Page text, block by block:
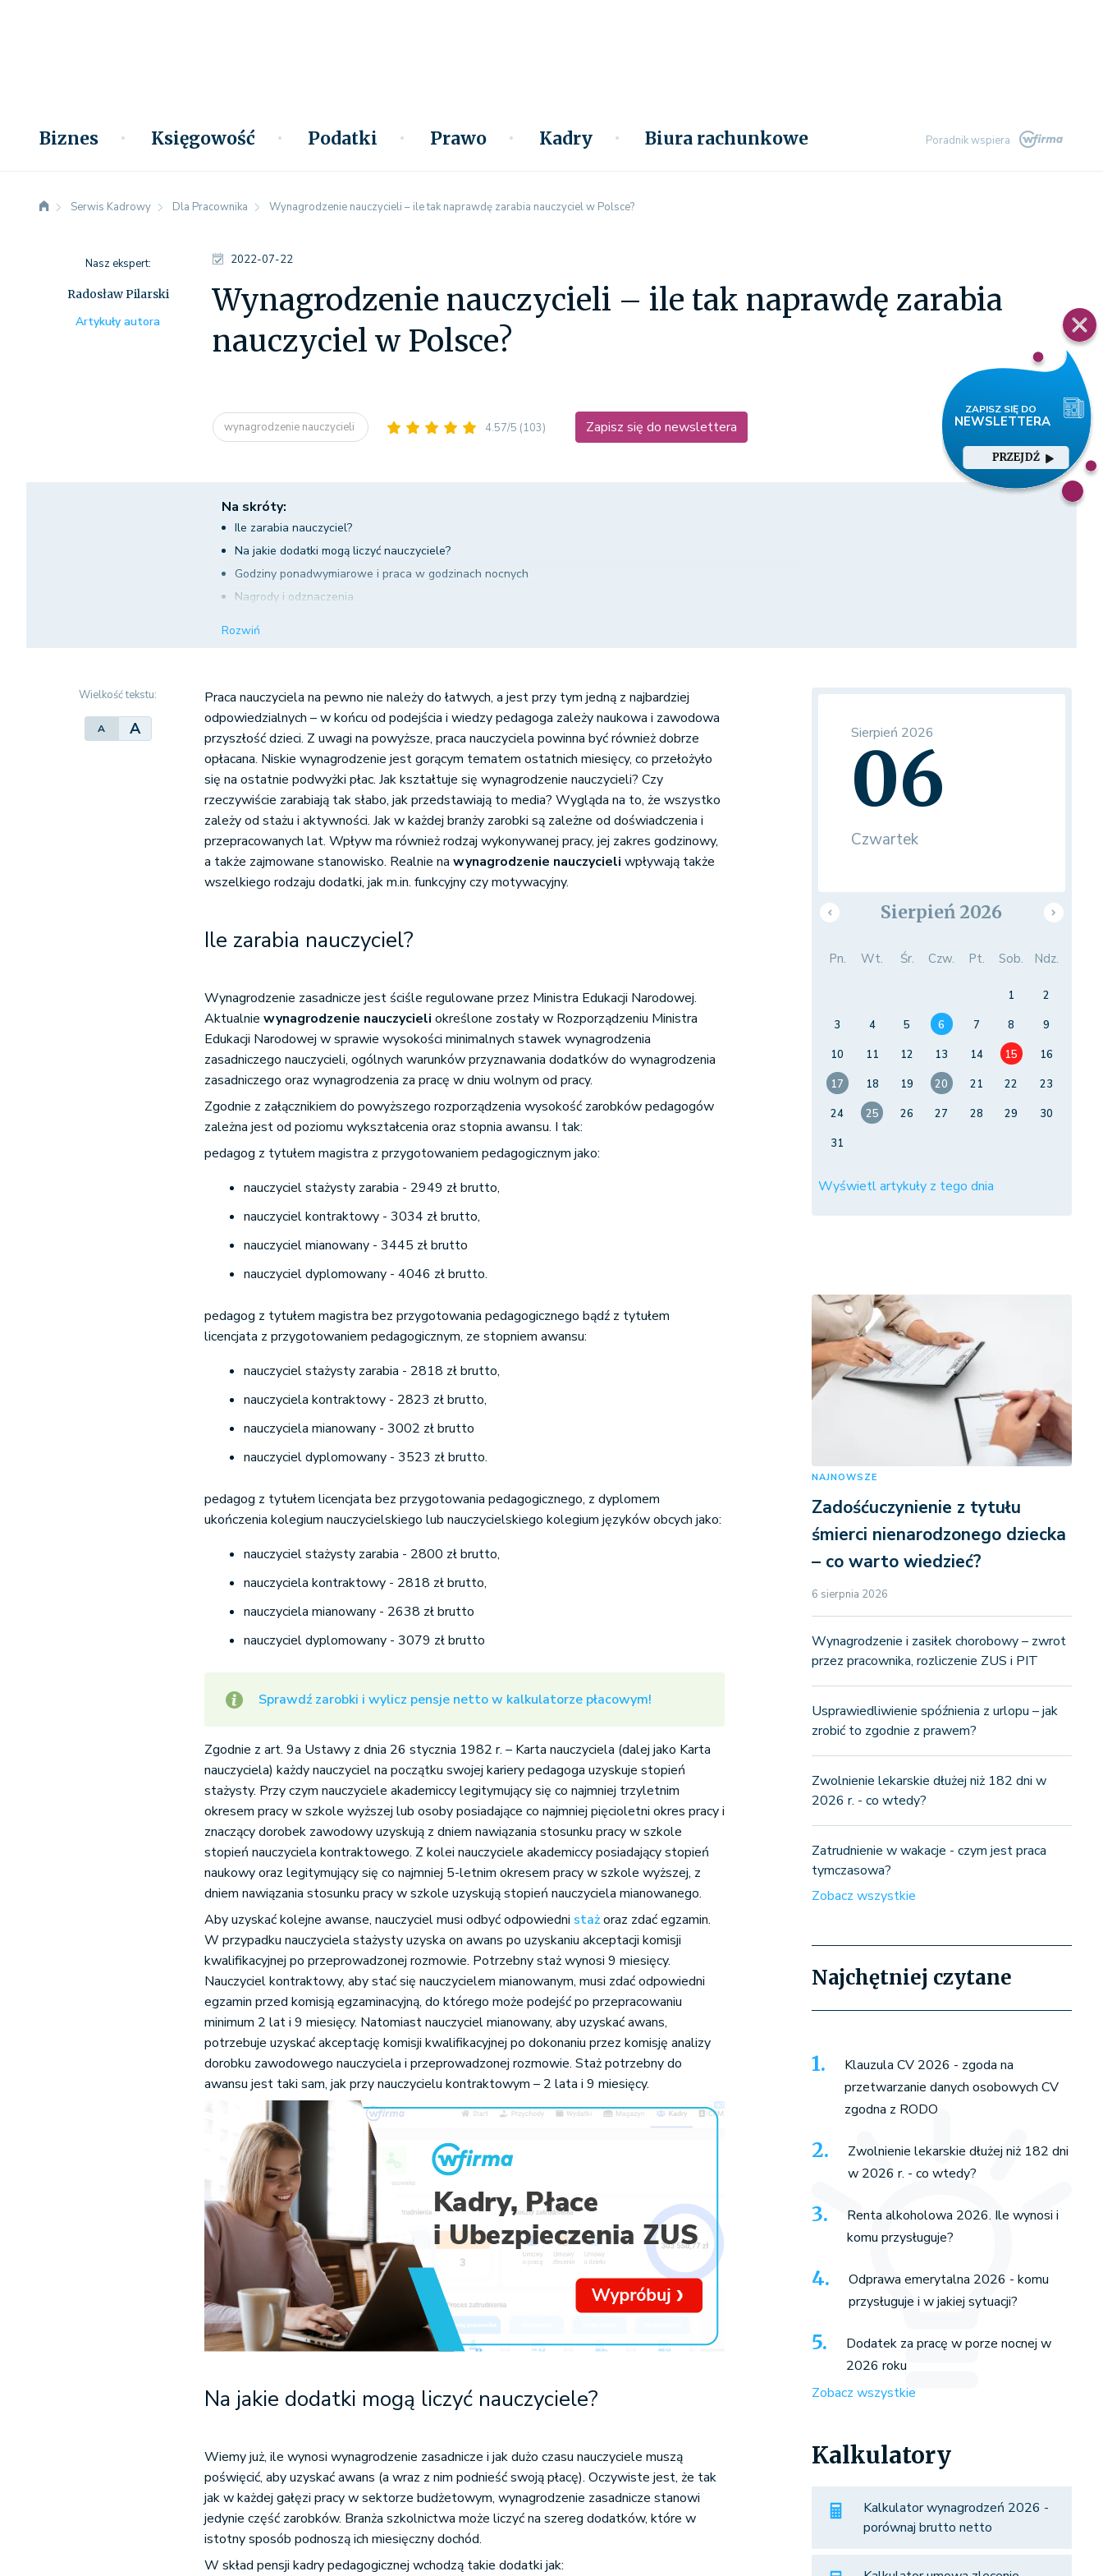
Biznes Księgowość Podatki Prawo Kadry Biura rachunkowe Poradnik wspiera
PRZEJDŹ
Serwis Kadrowy Dla Pracownika Wynagrodzenie nauczycieli – ile tak naprawdę zarabia nauczyciel w Polsce?
2022-07-22
Wynagrodzenie nauczycieli – ile tak naprawdę zarabia
nauczyciel w Polsce?
wynagrodzenie nauczycieli 4.57/5 (103) Zapisz się do newslettera
Nasz ekspert:
Radosław Pilarski
Artykuły autora
Na skróty:
Ile zarabia nauczyciel?
Na jakie dodatki mogą liczyć nauczyciele?
Godziny ponadwymiarowe i praca w godzinach nocnych
Nagrody i odznaczenia
Rozwiń
Wielkość tekstu:
A A
Praca nauczyciela na pewno nie należy do łatwych, a jest przy tym jedną z najbardziej
odpowiedzialnych – w końcu od podejścia i wiedzy pedagoga zależy naukowa i zawodowa
przyszłość dzieci. Z uwagi na powyższe, praca nauczyciela powinna być również dobrze
opłacana. Niskie wynagrodzenie jest gorącym tematem ostatnich miesięcy, co przełożyło
się na ostatnie podwyżki płac. Jak kształtuje się wynagrodzenie nauczycieli? Czy
rzeczywiście zarabiają tak słabo, jak przedstawiają to media? Wygląda na to, że wszystko
zależy od stażu i aktywności. Jak w każdej branży zarobki są zależne od doświadczenia i
przepracowanych lat. Wpływ ma również rodzaj wykonywanej pracy, jej zakres godzinowy,
a także zajmowane stanowisko. Realnie nawynagrodzenie nauczycieli wpływają także
wszelkiego rodzaju dodatki, jak m.in. funkcyjny czy motywacyjny.
Ile zarabia nauczyciel?
Wynagrodzenie zasadnicze jest ściśle regulowane przez Ministra Edukacji Narodowej.
Aktualniewynagrodzenie nauczycieli określone zostały w Rozporządzeniu Ministra
Edukacji Narodowej w sprawie wysokości minimalnych stawek wynagrodzenia
zasadniczego nauczycieli, ogólnych warunków przyznawania dodatków do wynagrodzenia
zasadniczego oraz wynagrodzenia za pracę w dniu wolnym od pracy.
Zgodnie z załącznikiem do powyższego rozporządzenia wysokość zarobków pedagogów
zależna jest od poziomu wykształcenia oraz stopnia awansu. I tak:
pedagog z tytułem magistra z przygotowaniem pedagogicznym jako:
nauczyciel stażysty zarabia - 2949 zł brutto,
nauczyciel kontraktowy - 3034 zł brutto,
nauczyciel mianowany - 3445 zł brutto
nauczyciel dyplomowany - 4046 zł brutto.
pedagog z tytułem magistra bez przygotowania pedagogicznego bądź z tytułem
licencjata z przygotowaniem pedagogicznym, ze stopniem awansu:
nauczyciel stażysty zarabia - 2818 zł brutto,
nauczyciela kontraktowy - 2823 zł brutto,
nauczyciela mianowany - 3002 zł brutto
nauczyciel dyplomowany - 3523 zł brutto.
pedagog z tytułem licencjata bez przygotowania pedagogicznego, z dyplomem
ukończenia kolegium nauczycielskiego lub nauczycielskiego kolegium języków obcych jako:
nauczyciel stażysty zarabia - 2800 zł brutto,
nauczyciela kontraktowy - 2818 zł brutto,
nauczyciela mianowany - 2638 zł brutto
nauczyciel dyplomowany - 3079 zł brutto
Sprawdź zarobki i wylicz pensje netto w kalkulatorze płacowym!
Zgodnie z art. 9a Ustawy z dnia 26 stycznia 1982 r. – Karta nauczyciela (dalej jako Karta
nauczyciela) każdy nauczyciel na początku swojej kariery pedagoga uzyskuje stopień
stażysty. Przy czym nauczyciele akademiccy legitymujący się co najmniej trzyletnim
okresem pracy w szkole wyższej lub osoby posiadające co najmniej pięcioletni okres pracy i
znaczący dorobek zawodowy uzyskują z dniem nawiązania stosunku pracy w szkole
stopień nauczyciela kontraktowego. Z kolei nauczyciele akademiccy posiadający stopień
naukowy oraz legitymujący się co najmniej 5-letnim okresem pracy w szkole wyższej, z
dniem nawiązania stosunku pracy w szkole uzyskują stopień nauczyciela mianowanego.
Aby uzyskać kolejne awanse, nauczyciel musi odbyć odpowiedni stażoraz zdać egzamin.
W przypadku nauczyciela stażysty uzyska on awans po uzyskaniu akceptacji komisji
kwalifikacyjnej po przeprowadzonej rozmowie. Potrzebny staż wynosi 9 miesięcy.
Nauczyciel kontraktowy, aby stać się nauczycielem mianowanym, musi zdać odpowiedni
egzamin przed komisją egzaminacyjną, do którego może podejść po przepracowaniu
minimum 2 lat i 9 miesięcy. Natomiast nauczyciel mianowany, aby uzyskać awans,
potrzebuje uzyskać akceptację komisji kwalifikacyjnej po dokonaniu przez komisję analizy
dorobku zawodowego nauczyciela i przeprowadzonej rozmowie. Staż potrzebny do
awansu jest taki sam, jak przy nauczycielu kontraktowym – 2 lata i 9 miesięcy.
Na jakie dodatki mogą liczyć nauczyciele?
Wiemy już, ile wynosi wynagrodzenie zasadnicze i jak dużo czasu nauczyciele muszą
poświęcić, aby uzyskać awans (a wraz z nim podnieść swoją płacę). Oczywiste jest, że tak
jak w każdej gałęzi pracy w sektorze budżetowym, wynagrodzenie zasadnicze stanowi
jedynie część zarobków. Branża szkolnictwa może liczyć na szereg dodatków, które w
istotny sposób podnoszą ich miesięczny dochód.
W skład pensji kadry pedagogicznej wchodzą takie dodatki jak:
Sierpień 2026
06
Czwartek
Sierpień 2026
Pn. Wt. Śr. Czw. Pt. Sob. Ndz.
1
2
3
4 5 6 7 8
9
10
11 12 13 14 15
16
17
18 19 20 21 22
23
24
25 26 27 28 29
30
31
Wyświetl artykuły z tego dnia
NAJNOWSZE
Zadośćuczynienie z tytułu
śmierci nienarodzonego dziecka
– co warto wiedzieć?
6 sierpnia 2026
Wynagrodzenie i zasiłek chorobowy – zwrot
przez pracownika, rozliczenie ZUS i PIT
Usprawiedliwienie spóźnienia z urlopu – jak
zrobić to zgodnie z prawem?
Zwolnienie lekarskie dłużej niż 182 dni w
2026 r. - co wtedy?
Zatrudnienie w wakacje - czym jest praca
tymczasowa?
Zobacz wszystkie
Najchętniej czytane
Klauzula CV 2026 - zgoda na
przetwarzanie danych osobowych CV
zgodna z RODO
Zwolnienie lekarskie dłużej niż 182 dni
w 2026 r. - co wtedy?
Renta alkoholowa 2026. Ile wynosi i
komu przysługuje?
Odprawa emerytalna 2026 - komu
przysługuje i w jakiej sytuacji?
Dodatek za pracę w porze nocnej w
2026 roku
Zobacz wszystkie
Kalkulatory
Kalkulator wynagrodzeń 2026 -
porównaj brutto netto